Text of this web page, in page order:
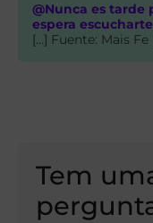
@Nunca es tarde
espera escucharte
[…] Fuente: Mais Fe
Tem